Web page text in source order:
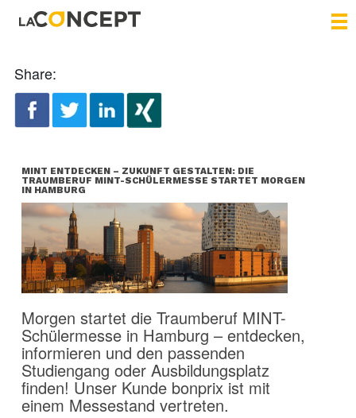
Share:
MINT ENTDECKEN – ZUKUNFT GESTALTEN: DIE
TRAUMBERUF MINT-SCHÜLERMESSE STARTET MORGEN
IN HAMBURG
Morgen startet die Traumberuf MINT-
Schülermesse in Hamburg – entdecken,
informieren und den passenden
Studiengang oder Ausbildungsplatz
finden! Unser Kunde bonprix ist mit
einem Messestand vertreten.